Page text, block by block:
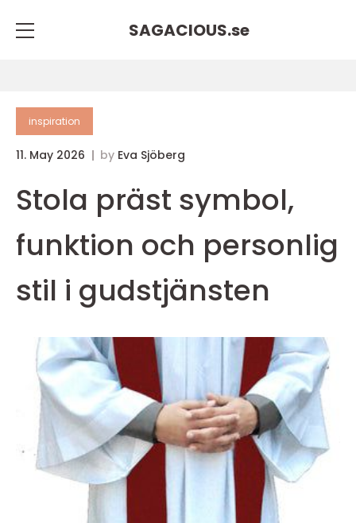
SAGACIOUS.se
inspiration
11. May 2026 by Eva Sjöberg
Stola präst symbol,
funktion och personlig
stil i gudstjänsten